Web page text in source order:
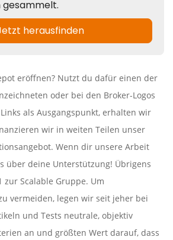
eröffnen? Nutzt du dafür einen der
oder bei den Broker-Logos
als Ausgangspunkt, erhalten wir
wir in weiten Teilen unser
Wenn dir unsere Arbeit
über deine Unterstützung! Übrigens
zur Scalable Gruppe. Um
vermeiden, legen wir seit jeher bei
und Tests neutrale, objektiv
an und größten Wert darauf, dass